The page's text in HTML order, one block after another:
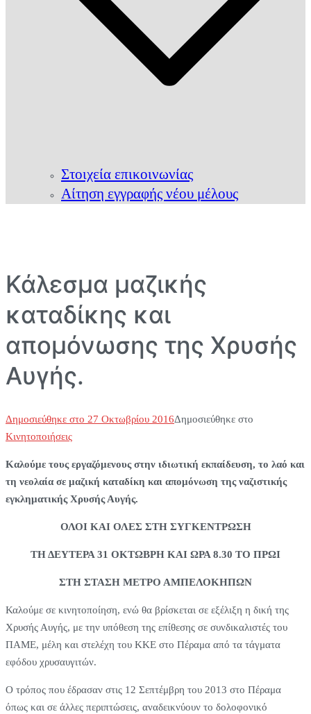
Στοιχεία επικοινωνίας
Αίτηση εγγραφής νέου μέλους
Κάλεσμα μαζικής
καταδίκης και
απομόνωσης της Χρυσής
Αυγής.
Δημοσιεύθηκε στο 27 Οκτωβρίου 2016Δημοσιεύθηκε στο
Κινητοποιήσεις
Καλούμε τους εργαζόμενους στην ιδιωτική εκπαίδευση, το λαό και
τη νεολαία σε μαζική καταδίκη και απομόνωση της ναζιστικής
εγκληματικής Χρυσής Αυγής.
ΟΛΟΙ ΚΑΙ ΟΛΕΣ ΣΤΗ ΣΥΓΚΕΝΤΡΩΣΗ
ΤΗ ΔΕΥΤΕΡΑ 31 ΟΚΤΩΒΡΗ ΚΑΙ ΩΡΑ 8.30 ΤΟ ΠΡΩΙ
ΣΤΗ ΣΤΑΣΗ ΜΕΤΡΟ ΑΜΠΕΛΟΚΗΠΩΝ
Καλούμε σε κινητοποίηση, ενώ θα βρίσκεται σε εξέλιξη η δική της
Χρυσής Αυγής, με την υπόθεση της επίθεσης σε συνδικαλιστές του
ΠΑΜΕ, μέλη και στελέχη του ΚΚΕ στο Πέραμα από τα τάγματα
εφόδου χρυσαυγιτών.
Ο τρόπος που έδρασαν στις 12 Σεπτέμβρη του 2013 στο Πέραμα
όπως και σε άλλες περιπτώσεις, αναδεικνύουν το δολοφονικό